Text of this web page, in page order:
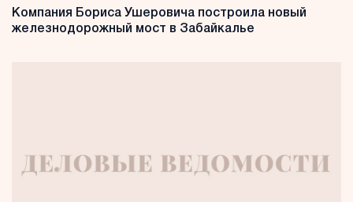
Компания Бориса Ушеровича построила новый
железнодорожный мост в Забайкалье